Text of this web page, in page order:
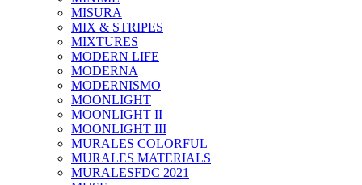
MISURA
MIX & STRIPES
MIXTURES
MODERN LIFE
MODERNA
MODERNISMO
MOONLIGHT
MOONLIGHT II
MOONLIGHT III
MURALES COLORFUL
MURALES MATERIALS
MURALESFDC 2021